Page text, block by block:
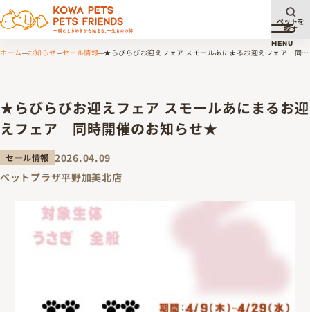
メニ
MENU
ペットを
探す
ホーム お知らせ セール情報 ★らびらびお迎えフェア スモールあにまるお迎えフェア 同時
★らびらびお迎えフェア スモールあにまるお迎
えフェア 同時開催のお知らせ★
セール情報 2026.04.09
ペットプラザ平野加美北店